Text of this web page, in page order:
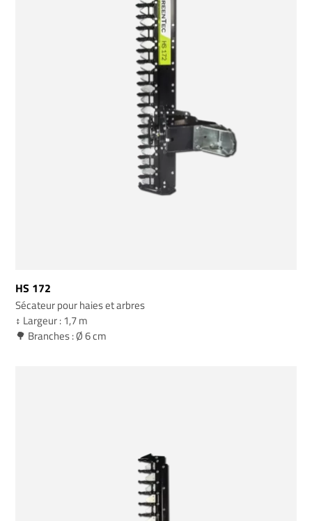
HS 172
Sécateur pour haies et arbres
↕️ Largeur : 1,7 m
🌳 Branches : Ø 6 cm